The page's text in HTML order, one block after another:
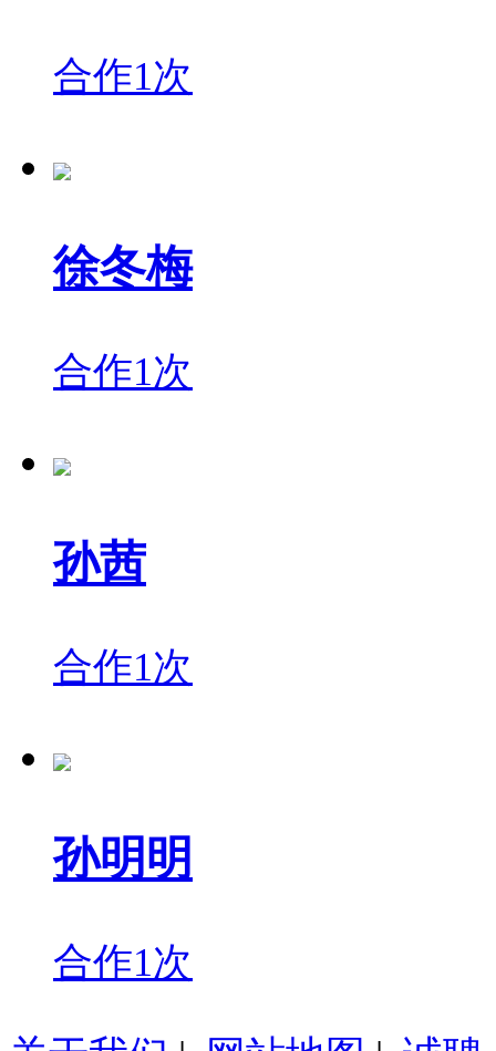
合作1次
徐冬梅
合作1次
孙茜
合作1次
孙明明
合作1次